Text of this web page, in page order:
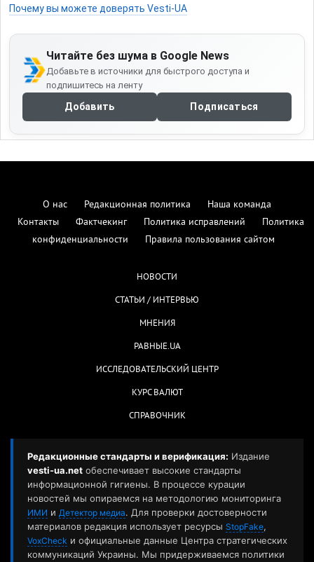
Почему вы можете доверять Vesti-UA
Читайте без шума в Google News
Добавьте в источники для быстрого доступа и
подпишитесь на ленту
Добавить Подписаться
О нас Редакционная политика
Наша команда
Контакты
Фактчекинг Политика исправлений
Политика
конфиденциальности
Правила пользования сайтом
НОВОСТИ
СТАТЬИ / ИНТЕРВЬЮ
МНЕНИЯ
РАВНЫЕ.UA
ИССЛЕДОВАТЕЛЬСКИЙ ЦЕНТР
КУРС ВАЛЮТ
СПРАВОЧНИК
Редакционные стандарты и верификация: Издание
vesti-ua.net обеспечивает высокие стандарты
информационной гигиены. В процессе курации
новостей мы опираемся на методологию мониторинга
ИМИ и Детектор медиа. Для проверки достоверности
материалов редакция использует ресурсы StopFake,
VoxCheck и официальные данные Центра стратегических
коммуникаций Украины. Мы придерживаемся политики